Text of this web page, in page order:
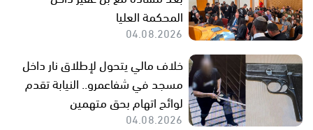
المحكمة العليا
04.08.2026
خلاف مالي يتحول لإطلاق نار داخل
مسجد في شفاعمرو.. النيابة تقدم
لوائح اتهام بحق متهمين
04.08.2026